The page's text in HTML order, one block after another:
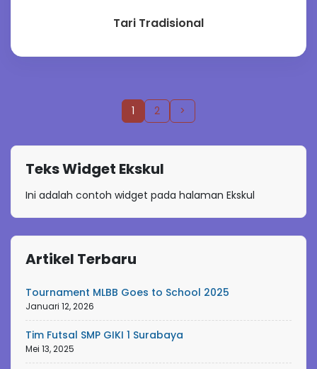
Tari Tradisional
1 2 >
Teks Widget Ekskul
Ini adalah contoh widget pada halaman Ekskul
Artikel Terbaru
Tournament MLBB Goes to School 2025
Januari 12, 2026
Tim Futsal SMP GIKI 1 Surabaya
Mei 13, 2025